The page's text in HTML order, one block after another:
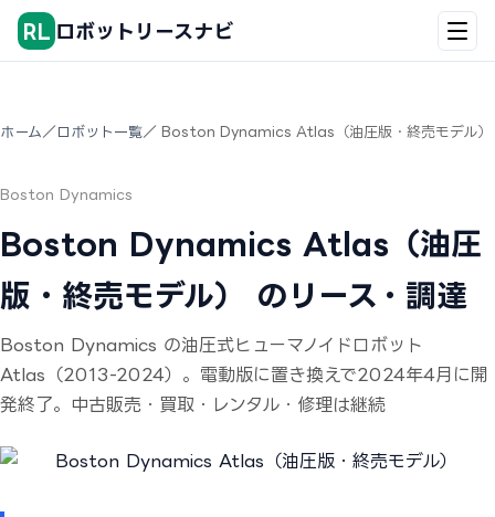
RL ロボットリースナビ
ホーム ／ ロボット一覧／ Boston Dynamics Atlas（油圧版・終売モデル）
Boston Dynamics
Boston Dynamics Atlas（油圧
版・終売モデル） のリース・調達
Boston Dynamics の油圧式ヒューマノイドロボット
Atlas（2013-2024）。電動版に置き換えで2024年4月に開
発終了。中古販売・買取・レンタル・修理は継続